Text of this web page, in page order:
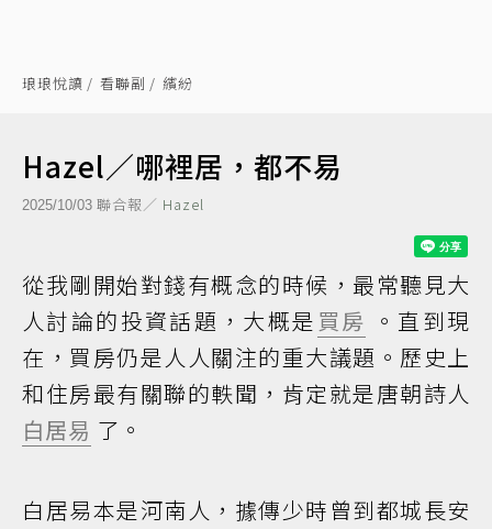
琅琅悅讀 看聯副 繽紛
Hazel／哪裡居，都不易
2025/10/03 聯合報／ Hazel
從我剛開始對錢有概念的時候，最常聽見大
人討論的投資話題，大概是 買房 。直到現
在，買房仍是人人關注的重大議題。歷史上
和住房最有關聯的軼聞，肯定就是唐朝詩人
白居易 了。
白居易本是河南人，據傳少時曾到都城長安